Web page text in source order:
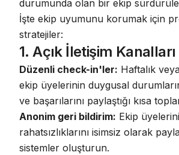
durumunda olan bir ekip
İşte ekip uyumunu korumak için
stratejiler:
1. Açık İletişim
Düzenli check-in'ler: Haftalık
ekip üyelerinin duygusal
ve başarılarını paylaştığı kısa
Anonim geri bildirim: Ekip
rahatsızlıklarını isimsiz olarak
sistemler oluşturun.